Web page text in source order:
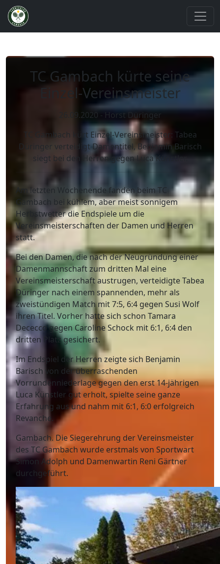
TC Gambach kürte seine
Einzel-Vereinsmeister
26.09.2020 - Horst Düringer
TC Gambach kürt Einzel-Vereinsmeister: Tabea
Düringer verteidigt Damentitel, Benjamin Barisch
siegt bei den Herren gegen Luca Künstler.
Am letzten Wochenende fanden beim TC
Gambach bei kühlem, aber meist sonnigem
Herbstwetter die Endspiele um die
Vereinsmeisterschaften der Damen und Herren
statt.
Bei den Damen, die nach der Neugründung einer
Damenmannschaft zum dritten Mal eine
Vereinsmeisterschaft austrugen, verteidigte Tabea
Düringer nach einem spannenden, mehr als
zweistündigen Match mit 7:5, 6:4 gegen Susi Wolf
ihren Titel. Vorher hatte sich schon Tamara
Dececco gegen Caroline Schock mit 6:1, 6:4 den
dritten Platz gesichert.
Im Endspiel der Herren zeigte sich Benjamin
Barisch von der überraschenden
Vorrundenniederlage gegen den erst 14-jährigen
Luca Künstler gut erholt, spielte seine ganze
Erfahrung aus und nahm mit 6:1, 6:0 erfolgreich
Revanche.
Gambach. Die Siegerehrung der Vereinsmeister
des TC Gambach wurde erstmals von Sportwart
Simon Adolph und Damenwartin Reni Gärtner
durchgeführt.